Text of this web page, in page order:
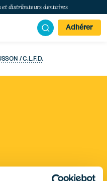
et distributeurs dentaires
Adhérer
/ C.L.F.D.